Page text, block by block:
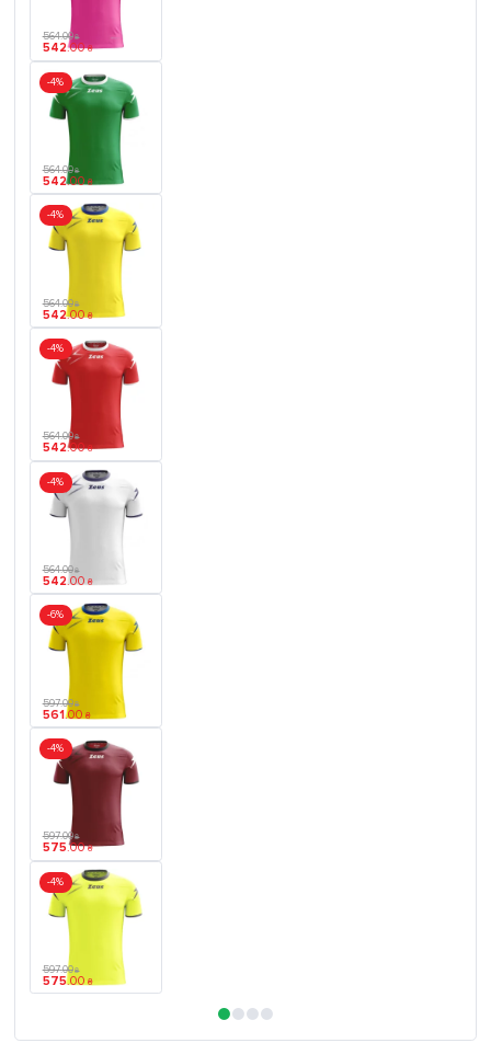
564.00 ₴
542.00 ₴
-4%
564.00 ₴
542.00 ₴
-4%
564.00 ₴
542.00 ₴
-4%
564.00 ₴
542.00 ₴
-4%
564.00 ₴
542.00 ₴
-6%
597.00 ₴
561.00 ₴
-4%
597.00 ₴
575.00 ₴
-4%
597.00 ₴
575.00 ₴